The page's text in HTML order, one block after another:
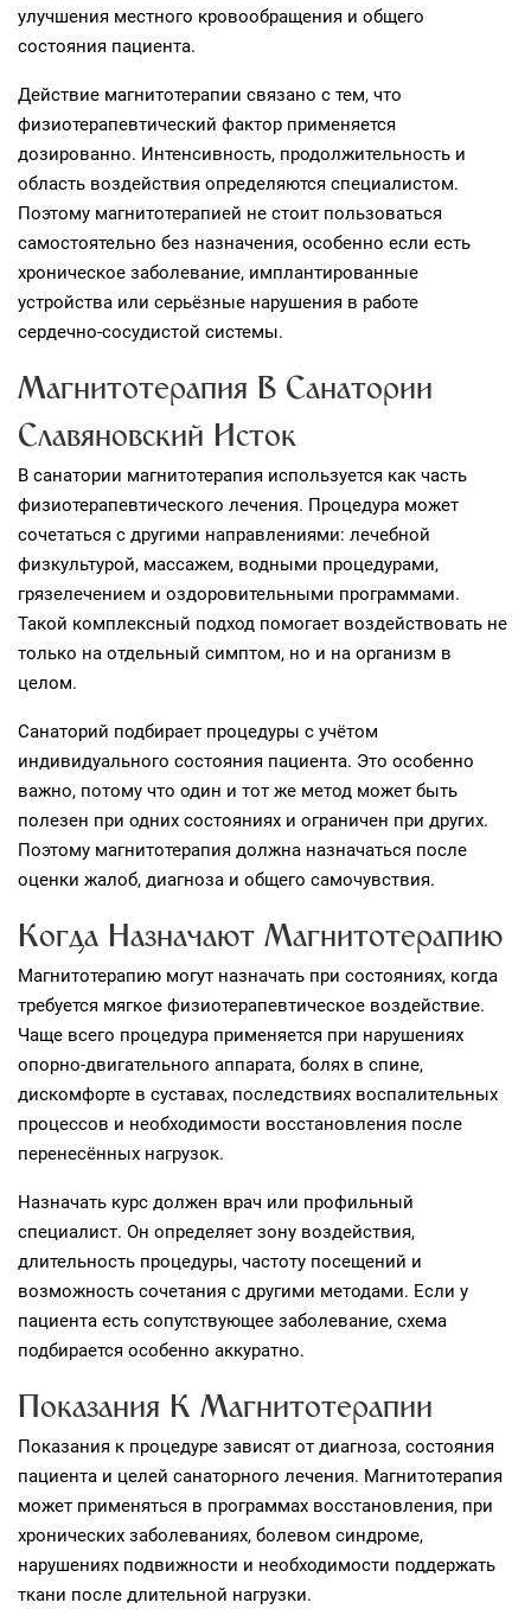
улучшения местного кровообращения и общего
состояния пациента.
Действие магнитотерапии связано с тем, что
физиотерапевтический фактор применяется
дозированно. Интенсивность, продолжительность и
область воздействия определяются специалистом.
Поэтому магнитотерапией не стоит пользоваться
самостоятельно без назначения, особенно если есть
хроническое заболевание, имплантированные
устройства или серьёзные нарушения в работе
сердечно‑сосудистой системы.
Магнитотерапия В Санатории
Славяновский Исток
В санатории магнитотерапия используется как часть
физиотерапевтического лечения. Процедура может
сочетаться с другими направлениями: лечебной
физкультурой, массажем, водными процедурами,
грязелечением и оздоровительными программами.
Такой комплексный подход помогает воздействовать не
только на отдельный симптом, но и на организм в
целом.
Санаторий подбирает процедуры с учётом
индивидуального состояния пациента. Это особенно
важно, потому что один и тот же метод может быть
полезен при одних состояниях и ограничен при других.
Поэтому магнитотерапия должна назначаться после
оценки жалоб, диагноза и общего самочувствия.
Когда Назначают Магнитотерапию
Магнитотерапию могут назначать при состояниях, когда
требуется мягкое физиотерапевтическое воздействие.
Чаще всего процедура применяется при нарушениях
опорно‑двигательного аппарата, болях в спине,
дискомфорте в суставах, последствиях воспалительных
процессов и необходимости восстановления после
перенесённых нагрузок.
Назначать курс должен врач или профильный
специалист. Он определяет зону воздействия,
длительность процедуры, частоту посещений и
возможность сочетания с другими методами. Если у
пациента есть сопутствующее заболевание, схема
подбирается особенно аккуратно.
Показания К Магнитотерапии
Показания к процедуре зависят от диагноза, состояния
пациента и целей санаторного лечения. Магнитотерапия
может применяться в программах восстановления, при
хронических заболеваниях, болевом синдроме,
нарушениях подвижности и необходимости поддержать
ткани после длительной нагрузки.